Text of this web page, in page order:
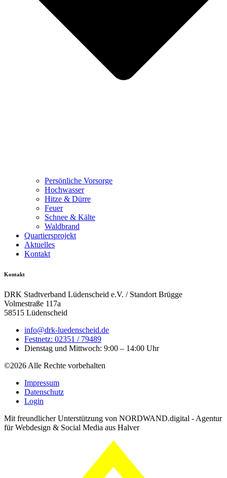
Persönliche Vorsorge
Hochwasser
Hitze & Dürre
Feuer
Schnee & Kälte
Waldbrand
Quartiersprojekt
Aktuelles
Kontakt
Kontakt
DRK Stadtverband Lüdenscheid e.V. / Standort Brügge
Volmestraße 117a
58515 Lüdenscheid
info@drk-luedenscheid.de
Festnetz: 02351 / 79489
Dienstag und Mittwoch: 9:00 – 14:00 Uhr
©2026 Alle Rechte vorbehalten
Impressum
Datenschutz
Login
Mit freundlicher Unterstützung von NORDWAND.digital - Agentur
für Webdesign & Social Media aus Halver